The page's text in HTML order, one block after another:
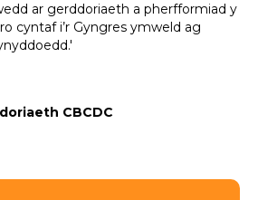
ar gerddoriaeth a pherfformiad y
cyntaf i’r Gyngres ymweld ag
CBCDC